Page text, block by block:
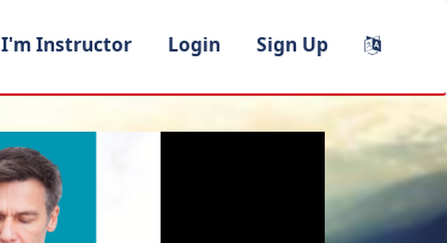
I'm Instructor Login Sign Up